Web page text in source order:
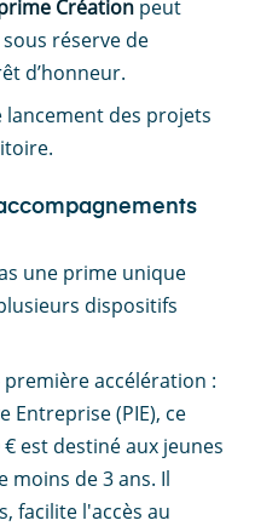
Création peut
sous réserve de
d’honneur.
lancement des projets
une prime unique
dispositifs
première accélération :
Entreprise (PIE), ce
est destiné aux jeunes
moins de 3 ans. Il
facilite l'accès au